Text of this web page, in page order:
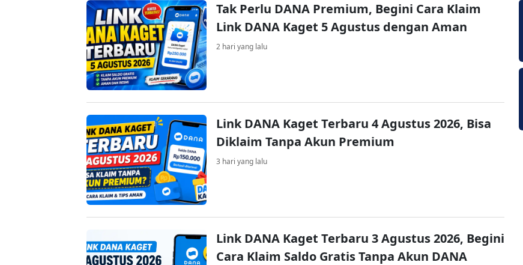
Tak Perlu DANA Premium, Begini Cara Klaim
Link DANA Kaget 5 Agustus dengan Aman
2 hari yang lalu
Link DANA Kaget Terbaru 4 Agustus 2026, Bisa
Diklaim Tanpa Akun Premium
3 hari yang lalu
Link DANA Kaget Terbaru 3 Agustus 2026, Begini
Cara Klaim Saldo Gratis Tanpa Akun DANA